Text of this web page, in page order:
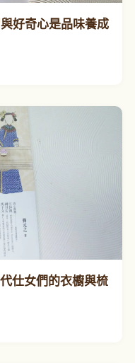
與好奇心是品味養成
代仕女們的衣櫥與梳